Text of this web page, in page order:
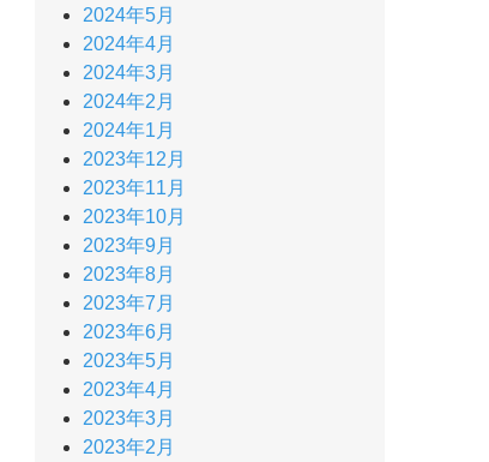
2024年5月
2024年4月
2024年3月
2024年2月
2024年1月
2023年12月
2023年11月
2023年10月
2023年9月
2023年8月
2023年7月
2023年6月
2023年5月
2023年4月
2023年3月
2023年2月